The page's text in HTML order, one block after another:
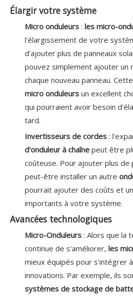
Élargir votre système
Micro onduleurs : les micro-
l'élargissement de votre
d'ajouter plus de panneaux
pouvez simplement ajouter un
chaque nouveau panneau.
micro onduleurs un excellent
qui pourraient avoir besoin
tard.
Invertisseurs de cordes :
d'onduleur à chaîne peut être
coûteuse. Pour ajouter plus de
peut-être installer un autre
pourrait ajouter des coûts et
importants à votre système.
Avancées technologiques
Micro-Onduleurs : Alors que la
continue de s'améliorer, les
mieux équipés pour s'intégrer
innovations. Par exemple, ils
systèmes de stockage de